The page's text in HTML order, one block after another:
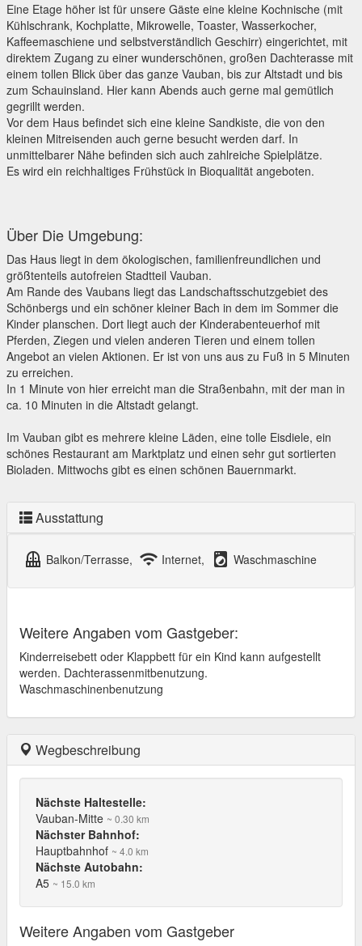
Eine Etage höher ist für unsere Gäste eine kleine Kochnische (mit
Kühlschrank, Kochplatte, Mikrowelle, Toaster, Wasserkocher,
Kaffeemaschiene und selbstverständlich Geschirr) eingerichtet, mit
direktem Zugang zu einer wunderschönen, großen Dachterasse mit
einem tollen Blick über das ganze Vauban, bis zur Altstadt und bis
zum Schauinsland. Hier kann Abends auch gerne mal gemütlich
gegrillt werden.
Vor dem Haus befindet sich eine kleine Sandkiste, die von den
kleinen Mitreisenden auch gerne besucht werden darf. In
unmittelbarer Nähe befinden sich auch zahlreiche Spielplätze.
Es wird ein reichhaltiges Frühstück in Bioqualität angeboten.
Über Die Umgebung:
Das Haus liegt in dem ökologischen, familienfreundlichen und
größtenteils autofreien Stadtteil Vauban.
Am Rande des Vaubans liegt das Landschaftsschutzgebiet des
Schönbergs und ein schöner kleiner Bach in dem im Sommer die
Kinder planschen. Dort liegt auch der Kinderabenteuerhof mit
Pferden, Ziegen und vielen anderen Tieren und einem tollen
Angebot an vielen Aktionen. Er ist von uns aus zu Fuß in 5 Minuten
zu erreichen.
In 1 Minute von hier erreicht man die Straßenbahn, mit der man in
ca. 10 Minuten in die Altstadt gelangt.
Im Vauban gibt es mehrere kleine Läden, eine tolle Eisdiele, ein
schönes Restaurant am Marktplatz und einen sehr gut sortierten
Bioladen. Mittwochs gibt es einen schönen Bauernmarkt.
Ausstattung
balcony Balkon/Terrasse, wifi Internet, local_laundry_service Waschmaschine
Weitere Angaben vom Gastgeber:
Kinderreisebett oder Klappbett für ein Kind kann aufgestellt
werden. Dachterassenmitbenutzung.
Waschmaschinenbenutzung
Wegbeschreibung
Nächste Haltestelle:
Vauban-Mitte ~ 0.30 km
Nächster Bahnhof:
Hauptbahnhof ~ 4.0 km
Nächste Autobahn:
A5 ~ 15.0 km
Weitere Angaben vom Gastgeber